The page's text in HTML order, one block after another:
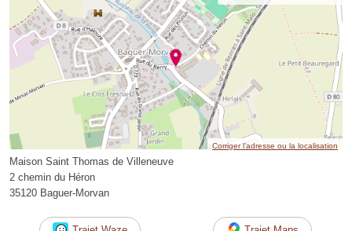
Corriger l’adresse ou la localisation
Maison Saint Thomas de Villeneuve
2 chemin du Héron
35120 Baguer-Morvan